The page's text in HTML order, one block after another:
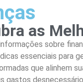
as
sobre
essenciais para
que alinhem
gastos